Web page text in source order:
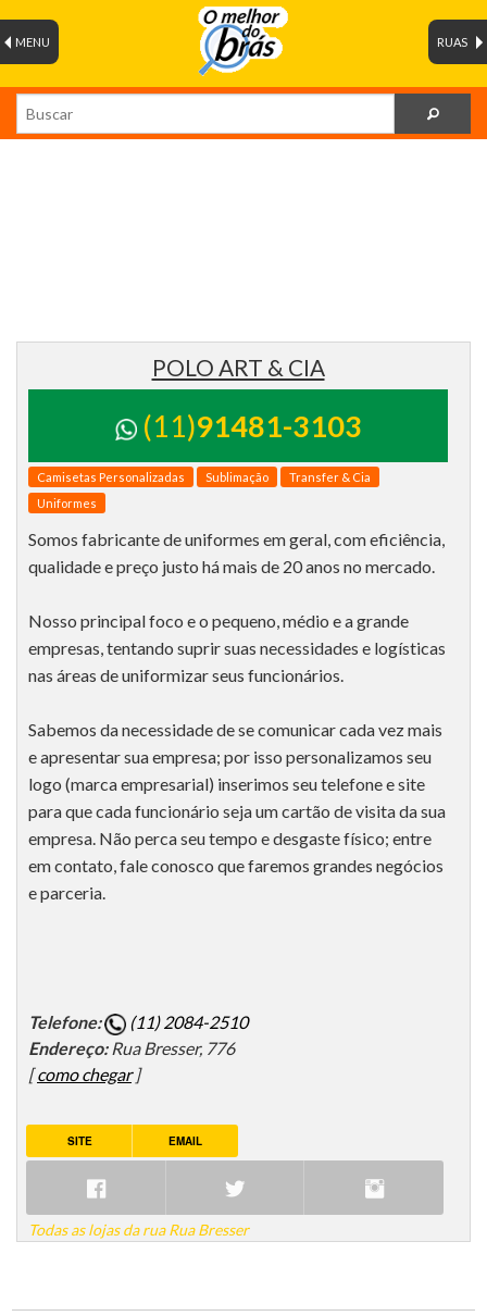
RUAS
MENU
POLO ART & CIA
(11)91481-3103
Camisetas Personalizadas Sublimação
Transfer & Cia
Uniformes
Somos fabricante de uniformes em geral, com eficiência,
qualidade e preço justo há mais de 20 anos no mercado.
Nosso principal foco e o pequeno, médio e a grande
empresas, tentando suprir suas necessidades e logísticas
nas áreas de uniformizar seus funcionários.
Sabemos da necessidade de se comunicar cada vez mais
e apresentar sua empresa; por isso personalizamos seu
logo (marca empresarial) inserimos seu telefone e site
para que cada funcionário seja um cartão de visita da sua
empresa. Não perca seu tempo e desgaste físico; entre
em contato, fale conosco que faremos grandes negócios
e parceria.
Telefone:
(11) 2084-2510
Endereço: Rua Bresser, 776
[como chegar]
SITE EMAIL
Todas as lojas da rua Rua Bresser